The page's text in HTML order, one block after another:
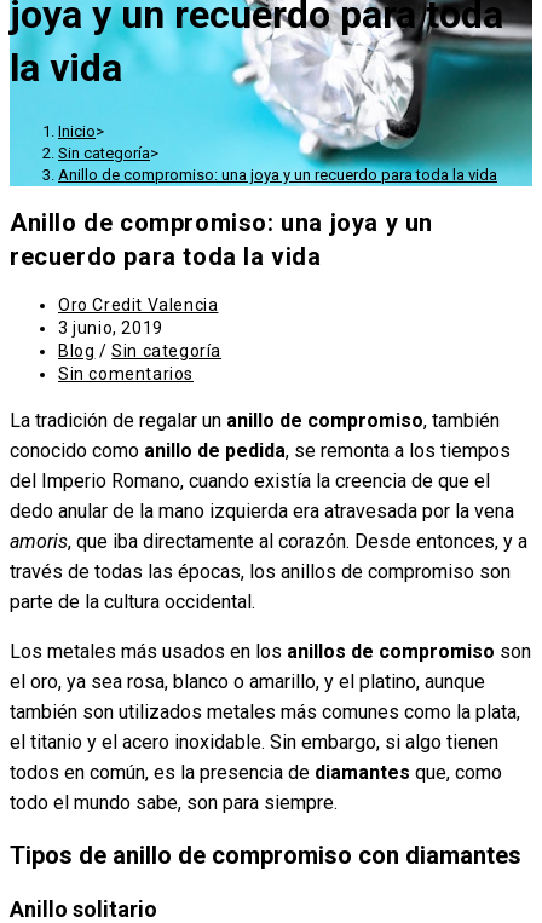
joya y un recuerdo para toda
la vida
Inicio>
Sin categoría>
Anillo de compromiso: una joya y un recuerdo para toda la vida
Anillo de compromiso: una joya y un
recuerdo para toda la vida
Autor
de
la
entrada:
Oro Credit Valencia
Publicación
de
la
3 junio, 2019
Categoría
de
entrada:
Blog / Sin categoría
Comentarios
la
entrada:
Sin comentarios
La tradición de regalar un anillo de compromiso, también
conocido como anillo de pedida, se remonta a los tiempos
del Imperio Romano, cuando existía la creencia de que el
dedo anular de la mano izquierda era atravesada por la vena
amoris, que iba directamente al corazón. Desde entonces, y a
través de todas las épocas, los anillos de compromiso son
parte de la cultura occidental.
Los metales más usados en los anillos de compromiso son
el oro, ya sea rosa, blanco o amarillo, y el platino, aunque
también son utilizados metales más comunes como la plata,
el titanio y el acero inoxidable. Sin embargo, si algo tienen
todos en común, es la presencia de diamantes que, como
todo el mundo sabe, son para siempre.
Tipos de anillo de compromiso con diamantes
Anillo solitario